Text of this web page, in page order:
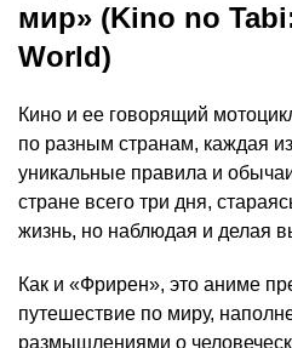
мир» (Kino no
World)
Кино и ее говорящий
по разным странам, каждая
уникальные правила и
стране всего три дня,
жизнь, но наблюдая и делая
Как и «Фрирен», это аниме
путешествие по миру,
размышлениями о